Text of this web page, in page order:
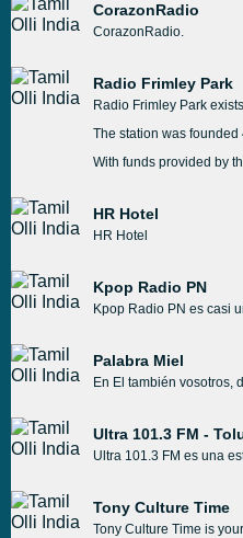
CorazonRadio
CorazonRadio.
Radio Frimley Park
Radio Frimley Park
The station was
With funds provided by
HR Hotel
HR Hotel
Kpop Radio PN
Kpop Radio PN es casi
Palabra Miel
En El también vosotros,
Ultra 101.3 FM -
Ultra 101.3 FM es una
Tony Culture Time
Tony Culture Time is